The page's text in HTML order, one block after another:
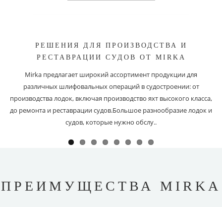
РЕШЕНИЯ ДЛЯ ПРОИЗВОДСТВА И
РЕСТАВРАЦИИ СУДОВ ОТ MIRKA
Mirka предлагает широкий ассортимент продукции для
различных шлифовальных операций в судостроении: от
производства лодок, включая производство яхт высокого класса,
до ремонта и реставрации судов.Большое разнообразие лодок и
судов, которые нужно обслу..
ПРЕИМУЩЕСТВА MIRKA